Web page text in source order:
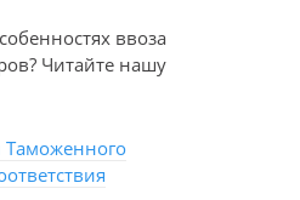
ввоза
Читайте нашу
Таможенного